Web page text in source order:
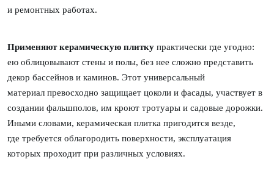
и ремонтных работах.
Применяют керамическую плитку практически где угодно:
ею облицовывают стены и полы, без нее сложно представить
декор бассейнов и каминов. Этот универсальный
материал превосходно защищает цоколи и фасады, участвует в
создании фальшполов, им кроют тротуары и садовые дорожки.
Иными словами, керамическая плитка пригодится везде,
где требуется облагородить поверхности, эксплуатация
которых проходит при различных условиях.